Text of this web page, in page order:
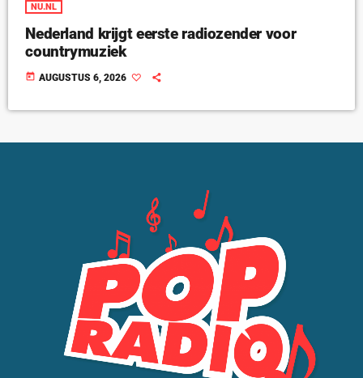
NU.NL
Nederland krijgt eerste radiozender voor
countrymuziek
today AUGUSTUS 6, 2026